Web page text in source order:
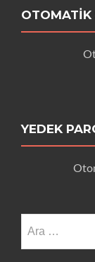
OTOMATIK
YEDEK